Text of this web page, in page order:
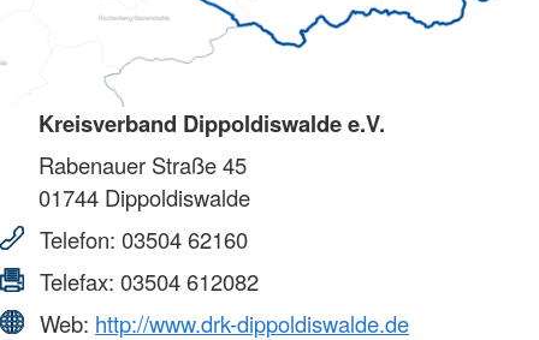
Kreisverband Dippoldiswalde e.V.
Rabenauer Straße 45
01744 Dippoldiswalde
Telefon: 03504 62160
Telefax: 03504 612082
Web: http://www.drk-dippoldiswalde.de